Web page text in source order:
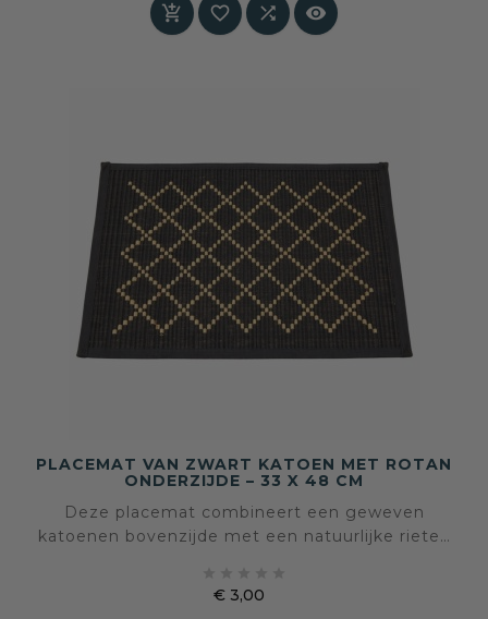
   
PLACEMAT VAN ZWART KATOEN MET ROTAN
ONDERZIJDE – 33 X 48 CM
Deze placemat combineert een geweven
katoenen bovenzijde met een natuurlijke rieten
structuur en een ambachtelijk gevoel.
€ 3,00